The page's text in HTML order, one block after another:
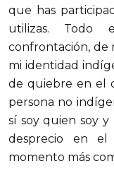
que has
utilizas. Todo
confrontación, de
mi identidad
de quiebre en el
persona no
sí soy quien soy
desprecio en
momento más